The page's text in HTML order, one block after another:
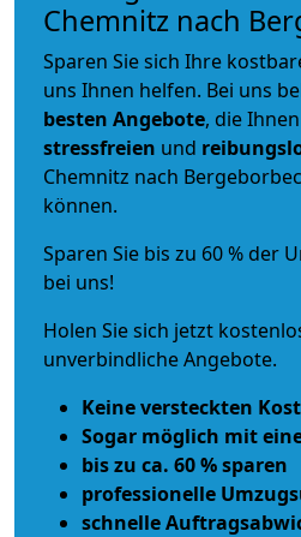
Chemnitz nach
Sparen Sie sich Ihre
uns Ihnen helfen. Bei uns
besten Angebote, die Ihnen
stressfreien und
Chemnitz nach
können.
Sparen Sie bis zu 60 % der
bei uns!
Holen Sie sich jetzt
unverbindliche Angebote.
Keine versteckten
Sogar möglich mit
bis zu ca. 60 % sparen
professionelle
schnelle